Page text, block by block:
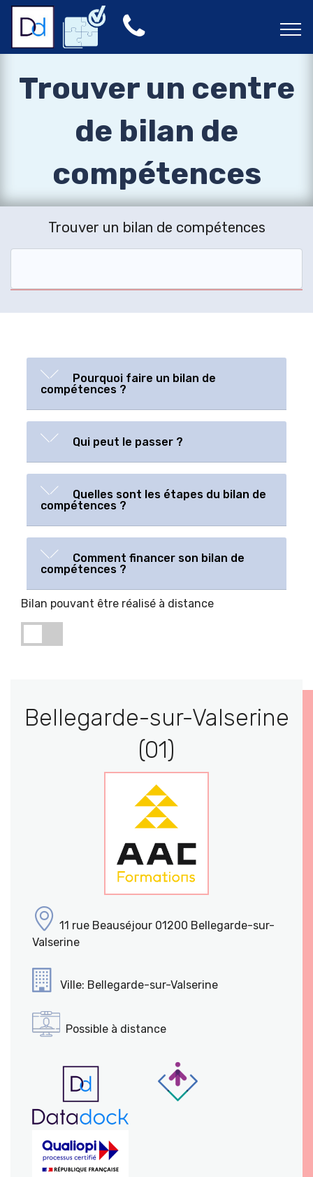
Trouver un centre
de bilan de
compétences
Trouver un bilan de compétences
Pourquoi faire un bilan de
compétences ?
Qui peut le passer ?
Quelles sont les étapes du bilan de
compétences ?
Comment financer son bilan de
compétences ?
Bilan pouvant être réalisé à distance
Bellegarde-sur-Valserine
(01)
11 rue Beauséjour 01200 Bellegarde-sur-
Valserine
Ville: Bellegarde-sur-Valserine
Possible à distance